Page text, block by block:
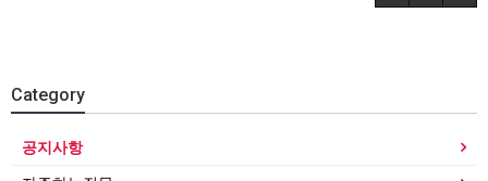
Category
공지사항